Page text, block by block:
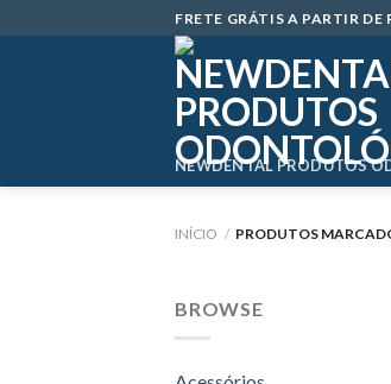
to
FRETE GRÁTIS A PARTIR
NEWDENTAL PRODUTOS
INÍCIO / PRODUTOS
BROWSE